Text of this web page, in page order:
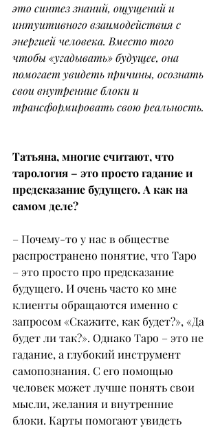
это синтез знаний, ощущений и
интуитивного взаимодействия с
энергией человека. Вместо того
чтобы «угадывать» будущее, она
помогает увидеть причины, осознать
свои внутренние блоки и
трансформировать свою реальность.
Татьяна, многие считают, что
тарология – это просто гадание и
предсказание будущего. А как на
самом деле?
– Почему-то у нас в обществе
распространено понятие, что Таро
– это просто про предсказание
будущего. И очень часто ко мне
клиенты обращаются именно с
запросом «Скажите, как будет?», «Да
будет ли так?». Однако Таро – это не
гадание, а глубокий инструмент
самопознания. С его помощью
человек может лучше понять свои
мысли, желания и внутренние
блоки. Карты помогают увидеть